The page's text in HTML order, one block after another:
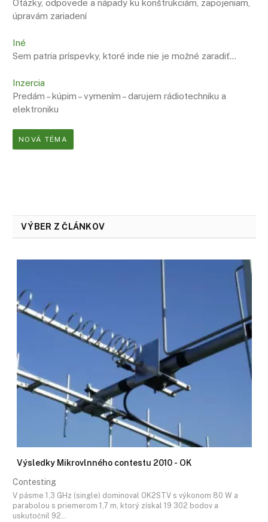
Otázky, odpovede a nápady ku konštrukciám, zapojeniam,
úpravám zariadení
Iné
Sem patria príspevky, ktoré inde nie je možné zaradiť…
Inzercia
Predám – kúpim – vymením – darujem rádiotechniku a
elektroniku
NOVÁ TÉMA
VÝBER Z ČLÁNKOV
Výsledky Mikrovlnného contestu 2010 - OK
Contesting
V pásme 1,3 GHz (single) dominoval OK2STV s výkonom 80 W a
parabolou s priemerom 1,7 m, ktorý získal 19 302 bodov a
uskutočnil 92…